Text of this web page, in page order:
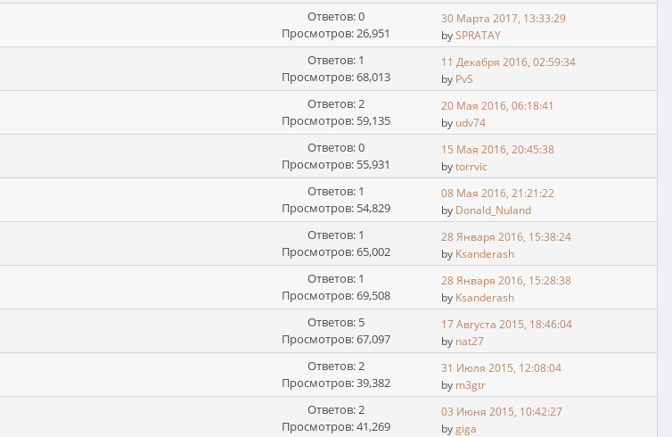
Ответов: 0
Просмотров: 26,951
30 Марта 2017, 13:33:29
bySPRATAY
Ответов: 1
Просмотров: 68,013
11 Декабря 2016, 02:59:34
by PvS
Ответов: 2
Просмотров: 59,135
20 Мая 2016, 06:18:41
by udv74
Ответов: 0
Просмотров: 55,931
15 Мая 2016, 20:45:38
bytorrvic
Ответов: 1
Просмотров: 54,829
08 Мая 2016, 21:21:22
by Donald_Nuland
Ответов: 1
Просмотров: 65,002
28 Января 2016, 15:38:24
by Ksanderash
Ответов: 1
Просмотров: 69,508
28 Января 2016, 15:28:38
by Ksanderash
Ответов: 5
Просмотров: 67,097
17 Августа 2015, 18:46:04
by nat27
Ответов: 2
Просмотров: 39,382
31 Июля 2015, 12:08:04
by m3gtr
Ответов: 2
Просмотров: 41,269
03 Июня 2015, 10:42:27
bygiga